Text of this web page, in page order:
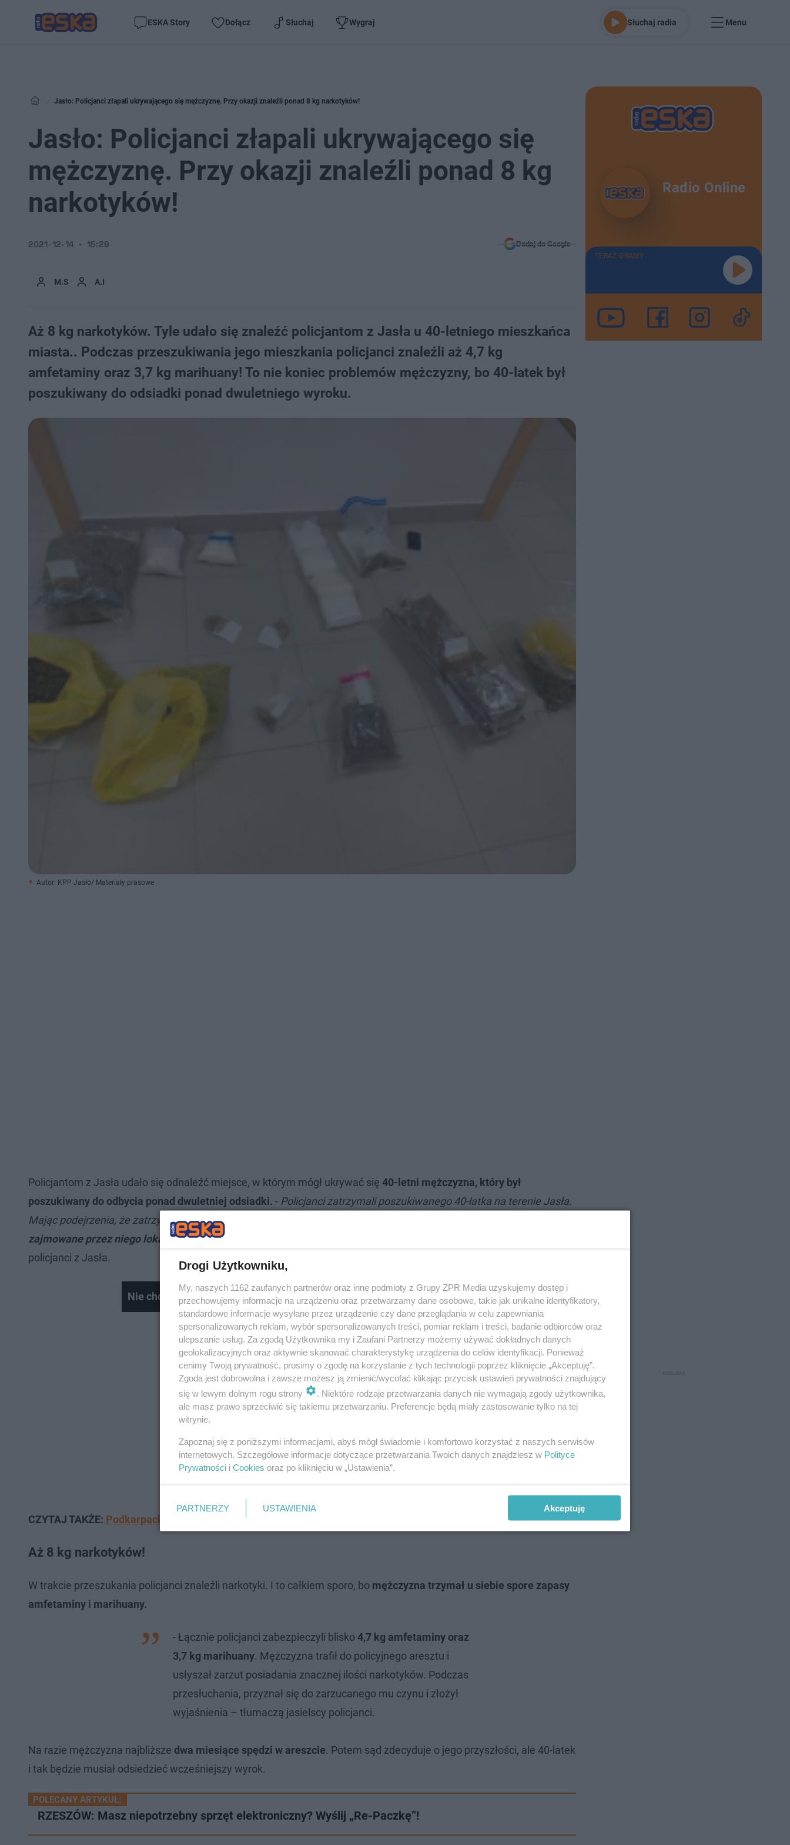
ESKA Story Dołącz Słuchaj Wygraj Słuchaj radia Menu
Jasło: Policjanci złapali ukrywającego się mężczyznę. Przy okazji znaleźli ponad 8 kg narkotyków!
Jasło: Policjanci złapali ukrywającego się
mężczyznę. Przy okazji znaleźli ponad 8 kg
narkotyków!
M.S A.I
2021-12-14 15:29 Dodaj do Google
Aż 8 kg narkotyków. Tyle udało się znaleźć policjantom z Jasła u 40-letniego mieszkańca
miasta.. Podczas przeszukiwania jego mieszkania policjanci znaleźli aż 4,7 kg
amfetaminy oraz 3,7 kg marihuany! To nie koniec problemów mężczyzny, bo 40-latek był
poszukiwany do odsiadki ponad dwuletniego wyroku.
Autor: KPP Jasło/ Materiały prasowe
Policjantom z Jasła udało się odnaleźć miejsce, w którym mógł ukrywać się 40-letni mężczyzna, który był
poszukiwany do odbycia ponad dwuletniej odsiadki. - Policjanci zatrzymali poszukiwanego 40-latka na terenie Jasła.
Mając podejrzenia, że zatrzymany może posiadać niedozwolone substancje,
zajmowane przez niego lokale mieszkalne.
policjanci z Jasła.
Nie chcieli założyć maseczek. Policja użyła paralizatora
CZYTAJ TAKŻE: Podkarpackie: Plaga pijanych rowerzystów na drogach!
Aż 8 kg narkotyków!
W trakcie przeszukania policjanci znaleźli narkotyki. I to całkiem sporo, bo mężczyzna trzymał u siebie spore zapasy
amfetaminy i marihuany.
- Łącznie policjanci zabezpieczyli blisko 4,7 kg amfetaminy oraz
3,7 kg marihuany. Mężczyzna trafił do policyjnego aresztu i
usłyszał zarzut posiadania znacznej ilości narkotyków. Podczas
przesłuchania, przyznał się do zarzucanego mu czynu i złożył
wyjaśnienia – tłumaczą jasielscy policjanci.
Na razie mężczyzna najbliższe dwa miesiące spędzi w areszcie. Potem sąd zdecyduje o jego przyszłości, ale 40-latek
i tak będzie musiał odsiedzieć wcześniejszy wyrok.
POLECANY ARTYKUŁ:
RZESZÓW: Masz niepotrzebny sprzęt elektroniczny? Wyślij „Re-Paczkę”!
Radio Online
TERAZ GRAMY
Drogi Użytkowniku,
My, naszych 1162 zaufanych partnerów oraz inne podmioty z Grupy ZPR Media uzyskujemy dostęp i
przechowujemy informacje na urządzeniu oraz przetwarzamy dane osobowe, takie jak unikalne identyfikatory,
standardowe informacje wysyłane przez urządzenie czy dane przeglądania w celu zapewniania
spersonalizowanych reklam, wybór spersonalizowanych treści, pomiar reklam i treści, badanie odbiorców oraz
ulepszanie usług. Za zgodą Użytkownika my i Zaufani Partnerzy możemy używać dokładnych danych
geolokalizacyjnych oraz aktywnie skanować charakterystykę urządzenia do celów identyfikacji. Ponieważ
cenimy Twoją prywatność, prosimy o zgodę na korzystanie z tych technologii poprzez kliknięcie „Akceptuję”.
Zgoda jest dobrowolna i zawsze możesz ją zmienić/wycofać klikając przycisk ustawień prywatności znajdujący
się w lewym dolnym rogu strony
. Niektóre rodzaje przetwarzania danych nie wymagają zgody użytkownika,
ale masz prawo sprzeciwić się takiemu przetwarzaniu. Preferencje będą miały zastosowanie tylko na tej
witrynie.
Zapoznaj się z poniższymi informacjami, abyś mógł świadomie i komfortowo korzystać z naszych serwisów
internetowych. Szczegółowe informacje dotyczące przetwarzania Twoich danych znajdziesz w Polityce
Prywatności i Cookies oraz po kliknięciu w „Ustawienia”.
PARTNERZY USTAWIENIA Akceptuję